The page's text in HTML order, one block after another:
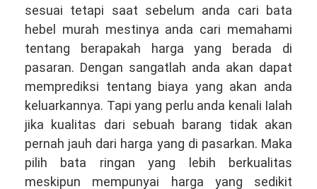
sesuai tetapi saat sebelum anda cari bata
hebel murah mestinya anda cari memahami
tentang berapakah harga yang berada di
pasaran. Dengan sangatlah anda akan dapat
memprediksi tentang biaya yang akan anda
keluarkannya. Tapi yang perlu anda kenali Ialah
jika kualitas dari sebuah barang tidak akan
pernah jauh dari harga yang di pasarkan. Maka
pilih bata ringan yang lebih berkualitas
meskipun mempunyai harga yang sedikit